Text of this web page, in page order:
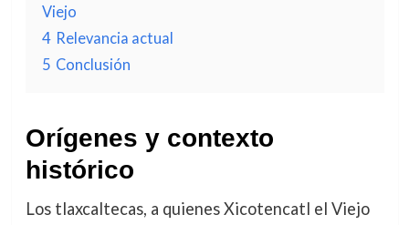
Viejo
4 Relevancia actual
5 Conclusión
Orígenes y contexto
histórico
Los tlaxcaltecas, a quienes Xicotencatl el Viejo